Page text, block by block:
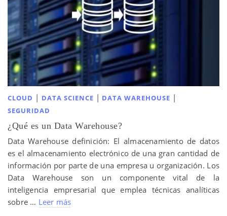
CLOUD | DATA SCIENCE | DATA WAREHOUSE |
SEGURIDAD
¿Qué es un Data Warehouse?
Data Warehouse definición: El almacenamiento de datos
es el almacenamiento electrónico de una gran cantidad de
información por parte de una empresa u organización. Los
Data Warehouse son un componente vital de la
inteligencia empresarial que emplea técnicas analíticas
sobre … Leer más